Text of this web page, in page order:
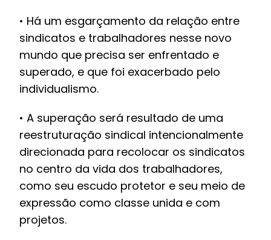
• Há um esgarçamento da relação entre
sindicatos e trabalhadores nesse novo
mundo que precisa ser enfrentado e
superado, e que foi exacerbado pelo
individualismo.
• A superação será resultado de uma
reestruturação sindical intencionalmente
direcionada para recolocar os sindicatos
no centro da vida dos trabalhadores,
como seu escudo protetor e seu meio de
expressão como classe unida e com
projetos.